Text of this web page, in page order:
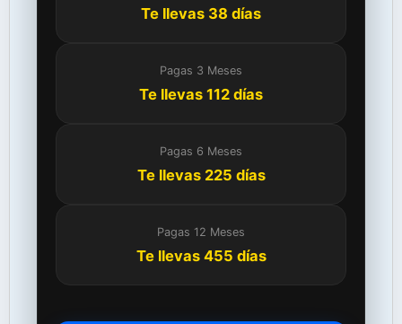
Te llevas 38 días
Pagas 3 Meses
Te llevas 112 días
Pagas 6 Meses
Te llevas 225 días
Pagas 12 Meses
Te llevas 455 días